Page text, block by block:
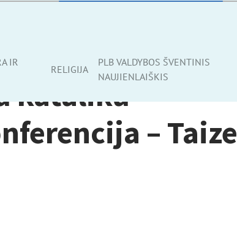
IR
RELIGIJA
PLB VALDYBOS ŠVENTINIS
NAUJIENLAIŠKIS
kataliku
– Taize